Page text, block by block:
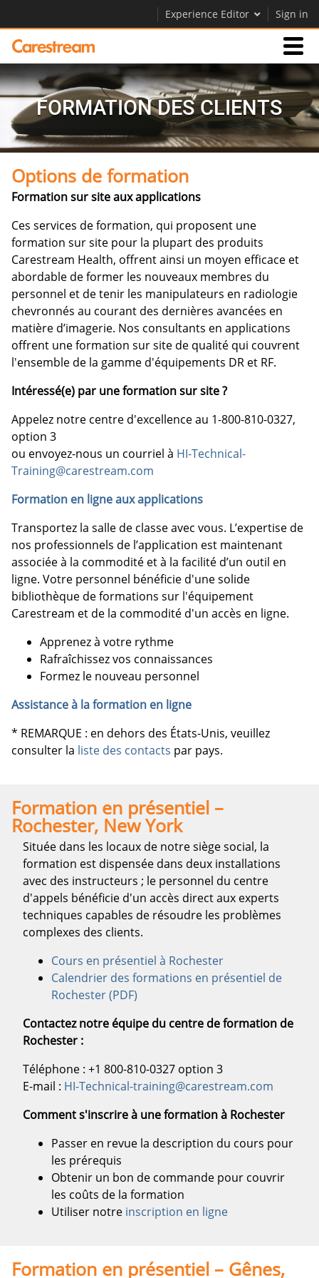
Experience Editor Sign in
Activités
Société
Société
Contactez-nous
FORMATION DES CLIENTS
Options de formation
Formation sur site aux applications
Ces services de formation, qui proposent une
formation sur site pour la plupart des produits
Carestream Health, offrent ainsi un moyen efficace et
abordable de former les nouveaux membres du
personnel et de tenir les manipulateurs en radiologie
chevronnés au courant des dernières avancées en
matière d’imagerie. Nos consultants en applications
offrent une formation sur site de qualité qui couvrent
l'ensemble de la gamme d'équipements DR et RF.
Intéressé(e) par une formation sur site ?
Appelez notre centre d'excellence au 1-800-810-0327,
option 3
ou envoyez-nous un courriel à HI-Technical-
Training@carestream.com
Formation en ligne aux applications
Transportez la salle de classe avec vous. L’expertise de
nos professionnels de l’application est maintenant
associée à la commodité et à la facilité d’un outil en
ligne. Votre personnel bénéficie d'une solide
bibliothèque de formations sur l'équipement
Carestream et de la commodité d'un accès en ligne.
Apprenez à votre rythme
Rafraîchissez vos connaissances
Formez le nouveau personnel
Assistance à la formation en ligne
* REMARQUE : en dehors des États-Unis, veuillez
consulter la liste des contacts par pays.
Formation en présentiel –
Rochester, New York
Située dans les locaux de notre siège social, la
formation est dispensée dans deux installations
avec des instructeurs ; le personnel du centre
d'appels bénéficie d'un accès direct aux experts
techniques capables de résoudre les problèmes
complexes des clients.
Cours en présentiel à Rochester
Calendrier des formations en présentiel de
Rochester (PDF)
Contactez notre équipe du centre de formation de
Rochester :
Téléphone : +1 800-810-0327 option 3
E-mail : HI-Technical-training@carestream.com
Comment s'inscrire à une formation à Rochester
Passer en revue la description du cours pour
les prérequis
Obtenir un bon de commande pour couvrir
les coûts de la formation
Utiliser notre inscription en ligne
Formation en présentiel – Gênes,